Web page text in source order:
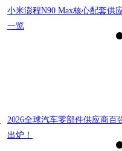
小米澎程N90 Max核心配套供
一览
2026全球汽车零部件供应商百
出炉！